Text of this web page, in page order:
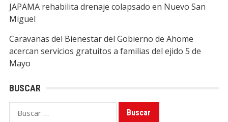
JAPAMA rehabilita drenaje colapsado en Nuevo San
Miguel
Caravanas del Bienestar del Gobierno de Ahome
acercan servicios gratuitos a familias del ejido 5 de
Mayo
BUSCAR
Buscar: